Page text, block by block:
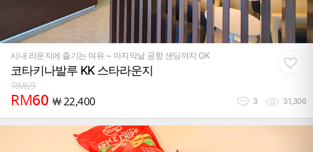
시내 라운지에 즐기는 여유 ~ 마지막날 공항 샌딩까지 OK
코타키나발루 KK 스타라운지
RM69
RM60 ￦ 22,400 3 31,306